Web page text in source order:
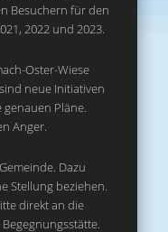
Besuchern für den
2022 und 2023.
Oster-Wiese
neue Initiativen
genauen Pläne.
Anger.
Dazu
Stellung beziehen.
direkt an die